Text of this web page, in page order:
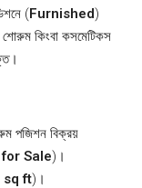
(Furnished)
শোরুম কিংবা কসমেটিকস
পজিশন বিক্রয়
Sale)।
sq ft)।